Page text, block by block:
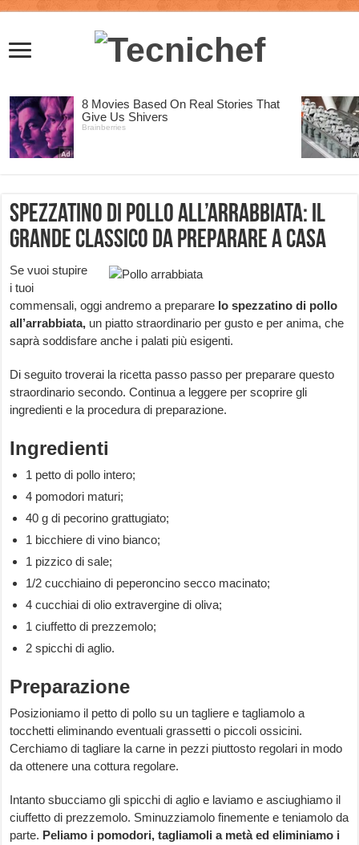
Spezzatino di pollo all’arrabbiata: il
grande classico da preparare a casa
Se vuoi stupire
i tuoi
commensali, oggi andremo a preparare lo spezzatino di pollo
all’arrabbiata, un piatto straordinario per gusto e per anima, che
saprà soddisfare anche i palati più esigenti.
Di seguito troverai la ricetta passo passo per preparare questo
straordinario secondo. Continua a leggere per scoprire gli
ingredienti e la procedura di preparazione.
Ingredienti
1 petto di pollo intero;
4 pomodori maturi;
40 g di pecorino grattugiato;
1 bicchiere di vino bianco;
1 pizzico di sale;
1/2 cucchiaino di peperoncino secco macinato;
4 cucchiai di olio extravergine di oliva;
1 ciuffetto di prezzemolo;
2 spicchi di aglio.
Preparazione
Posizioniamo il petto di pollo su un tagliere e tagliamolo a
tocchetti eliminando eventuali grassetti o piccoli ossicini.
Cerchiamo di tagliare la carne in pezzi piuttosto regolari in modo
da ottenere una cottura regolare.
Intanto sbucciamo gli spicchi di aglio e laviamo e asciughiamo il
ciuffetto di prezzemolo. Sminuzziamolo finemente e teniamolo da
parte. Peliamo i pomodori, tagliamoli a metà ed eliminiamo i